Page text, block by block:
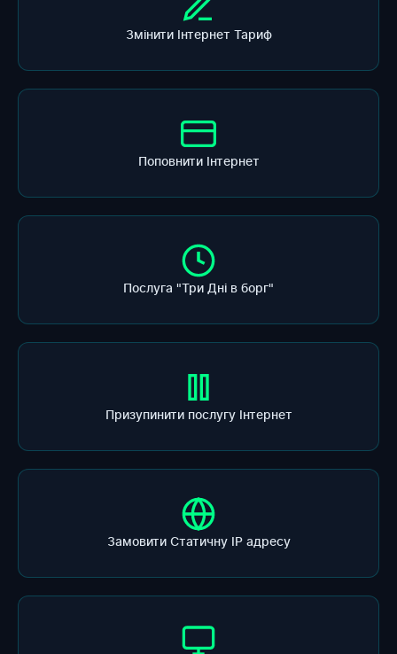
Змінити Інтернет Тариф
Поповнити Інтернет
Послуга "Три Дні в борг"
Призупинити послугу Інтернет
Замовити Статичну ІР адресу